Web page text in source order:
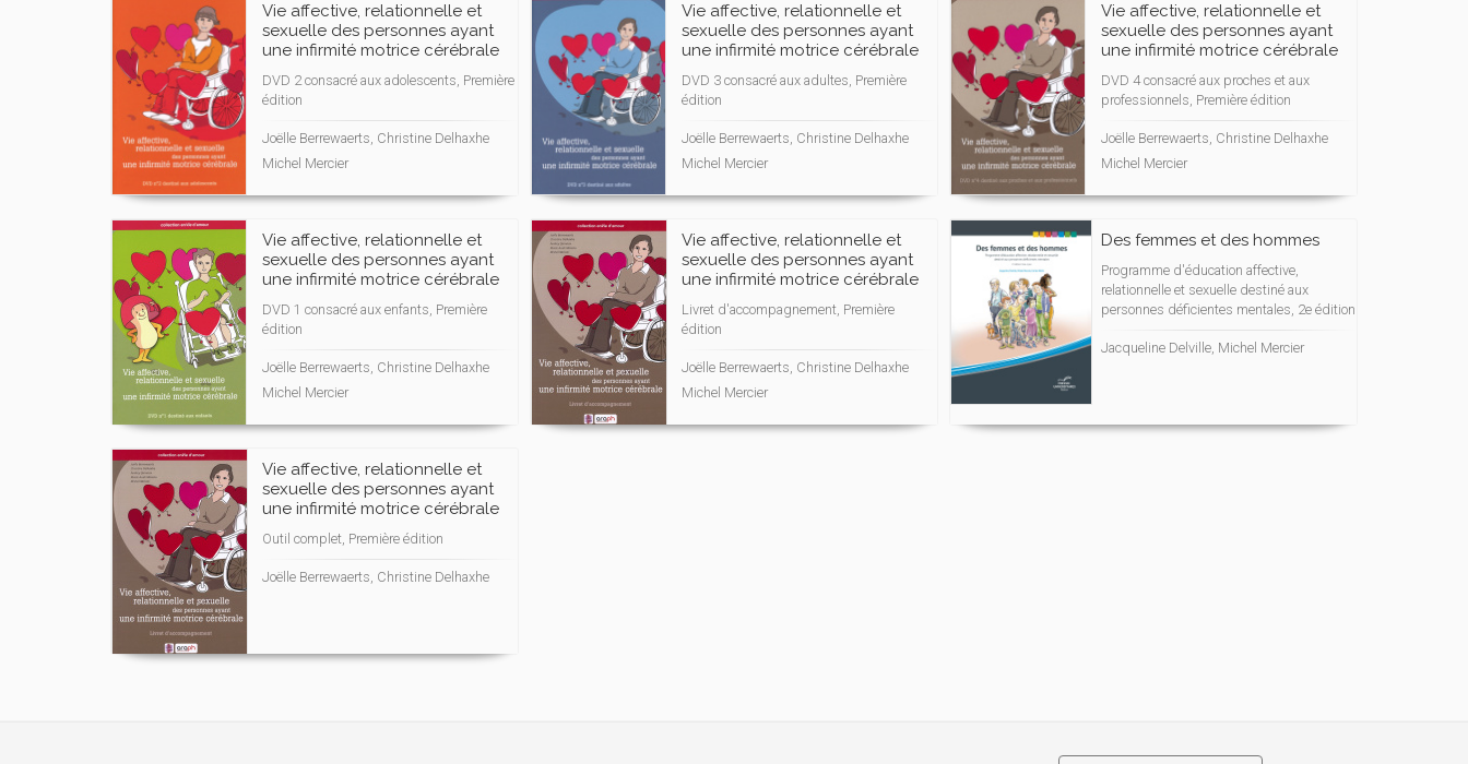
Vie affective, relationnelle et
sexuelle des personnes ayant
une infirmité motrice cérébrale
DVD 2 consacré aux adolescents, Première
édition
Joëlle Berrewaerts, Christine Delhaxhe
Michel Mercier
Vie affective, relationnelle et
sexuelle des personnes ayant
une infirmité motrice cérébrale
DVD 3 consacré aux adultes, Première
édition
Joëlle Berrewaerts, Christine Delhaxhe
Michel Mercier
Vie affective, relationnelle et
sexuelle des personnes ayant
une infirmité motrice cérébrale
DVD 4 consacré aux proches et aux
professionnels, Première édition
Joëlle Berrewaerts, Christine Delhaxhe
Michel Mercier
Vie affective, relationnelle et
sexuelle des personnes ayant
une infirmité motrice cérébrale
DVD 1 consacré aux enfants, Première
édition
Joëlle Berrewaerts, Christine Delhaxhe
Michel Mercier
Vie affective, relationnelle et
sexuelle des personnes ayant
une infirmité motrice cérébrale
Livret d'accompagnement, Première
édition
Joëlle Berrewaerts, Christine Delhaxhe
Michel Mercier
Des femmes et des hommes
Programme d'éducation affective,
relationnelle et sexuelle destiné aux
personnes déficientes mentales, 2e édition
Jacqueline Delville, Michel Mercier
Vie affective, relationnelle et
sexuelle des personnes ayant
une infirmité motrice cérébrale
Outil complet, Première édition
Joëlle Berrewaerts, Christine Delhaxhe